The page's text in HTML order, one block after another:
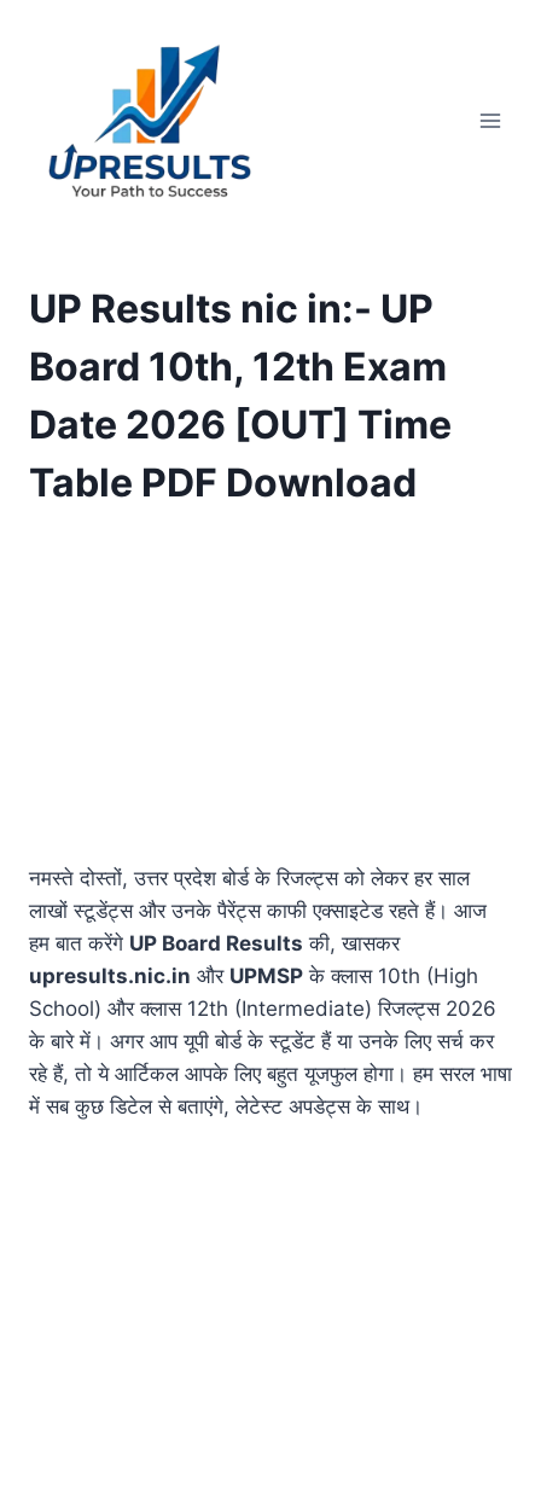
UP Results nic in:- UP
Board 10th, 12th Exam
Date 2026 [OUT] Time
Table PDF Download
नमस्ते दोस्तों, उत्तर प्रदेश बोर्ड के रिजल्ट्स को लेकर हर साल
लाखों स्टूडेंट्स और उनके पैरेंट्स काफी एक्साइटेड रहते हैं। आज
हम बात करेंगे UP Board Results की, खासकर
upresults.nic.in और UPMSP के क्लास 10th (High
School) और क्लास 12th (Intermediate) रिजल्ट्स 2026
के बारे में। अगर आप यूपी बोर्ड के स्टूडेंट हैं या उनके लिए सर्च कर
रहे हैं, तो ये आर्टिकल आपके लिए बहुत यूजफुल होगा। हम सरल भाषा
में सब कुछ डिटेल से बताएंगे, लेटेस्ट अपडेट्स के साथ।